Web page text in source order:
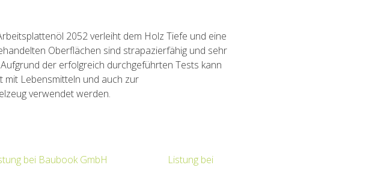
2052 verleiht dem Holz Tiefe und eine
Oberflächen sind strapazierfähig und sehr
der erfolgreich durchgeführten Tests kann
mit Lebensmitteln und auch zur
verwendet werden.
bei Baubook GmbH Listung bei